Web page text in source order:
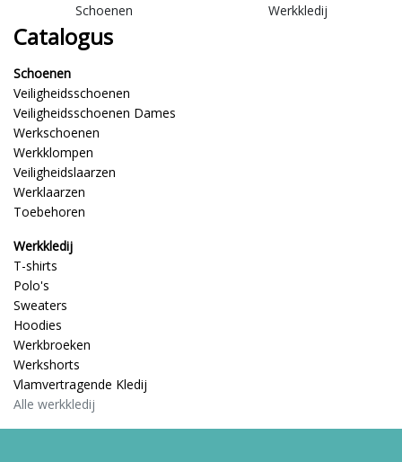
Schoenen Werkkledij
Catalogus
Schoenen
Veiligheidsschoenen
Veiligheidsschoenen Dames
Werkschoenen
Werkklompen
Veiligheidslaarzen
Werklaarzen
Toebehoren
Werkkledij
T-shirts
Polo's
Sweaters
Hoodies
Werkbroeken
Werkshorts
Vlamvertragende Kledij
Alle werkkledij